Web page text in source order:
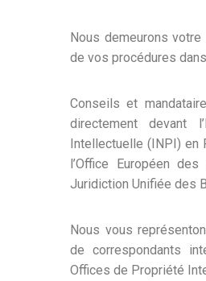
Nous demeurons votre
de vos procédures
Conseils et
directement devant
Intellectuelle (INPI) en
l’Office Européen
Juridiction Unifiée des
Nous vous
de correspondants
Offices de Propriété